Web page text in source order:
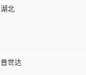
湖北
普世达